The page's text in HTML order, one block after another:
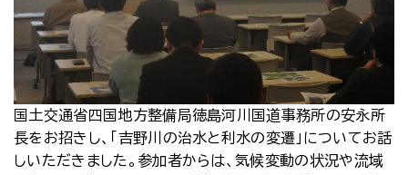
国土交通省四国地方整備局徳島河川国道事務所の安永所
長をお招きし、「吉野川の治水と利水の変遷」についてお話
しいただきました。参加者からは、気候変動の状況や流域